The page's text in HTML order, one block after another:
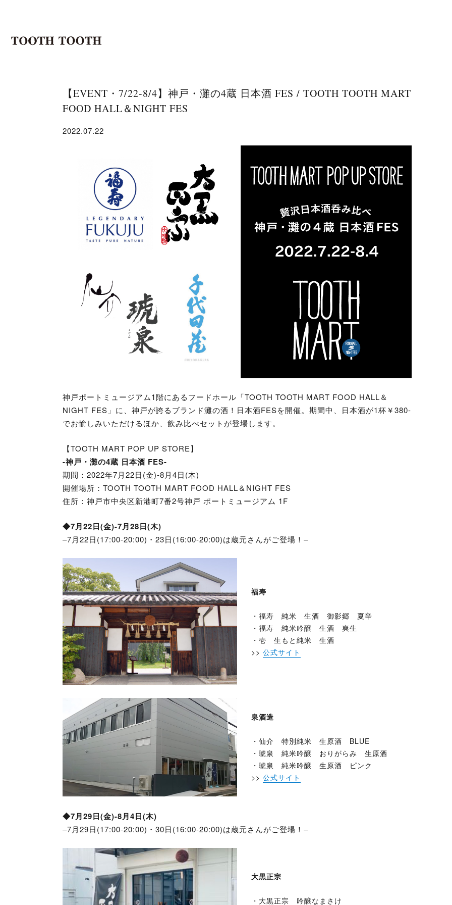
【EVENT・7/22-8/4】神戸・灘の4蔵 日本酒 FES / TOOTH TOOTH MART
FOOD HALL＆NIGHT FES
2022.07.22
神戸ポートミュージアム1階にあるフードホール「TOOTH TOOTH MART FOOD HALL＆
NIGHT FES」に、神戸が誇るブランド灘の酒！日本酒FESを開催。期間中、日本酒が1杯￥380-
でお愉しみいただけるほか、飲み比べセットが登場します。
【TOOTH MART POP UP STORE】
-神戸・灘の4蔵 日本酒 FES-
期間：2022年7月22日(金)-8月4日(木)
開催場所：TOOTH TOOTH MART FOOD HALL＆NIGHT FES
住所：神戸市中央区新港町7番2号神戸 ポートミュージアム 1F
◆7月22日(金)-7月28日(木)
–7月22日(17:00-20:00)・23日(16:00-20:00)は蔵元さんがご登場！–
福寿
・福寿 純米 生酒 御影郷 夏辛
・福寿 純米吟醸 生酒 爽生
・壱 生もと純米 生酒
>>公式サイト
泉酒造
・仙介 特別純米 生原酒 BLUE
・琥泉 純米吟醸 おりがらみ 生原酒
・琥泉 純米吟醸 生原酒 ピンク
>>公式サイト
◆7月29日(金)-8月4日(木)
–7月29日(17:00-20:00)・30日(16:00-20:00)は蔵元さんがご登場！–
大黒正宗
・大黒正宗 吟醸なまさけ